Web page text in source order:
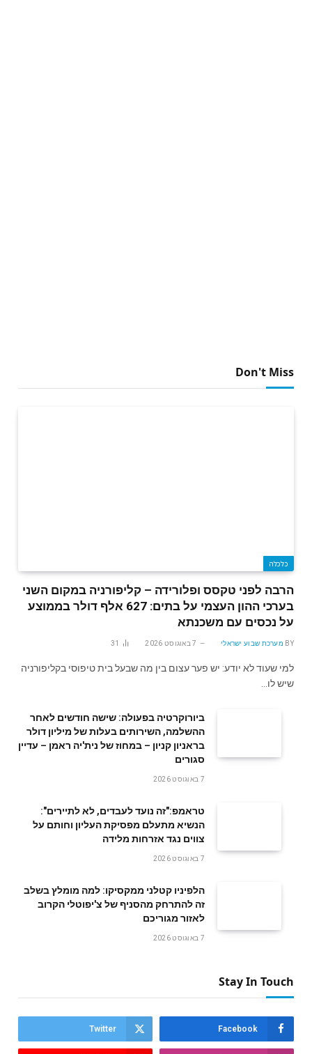
Don't Miss
כלכלה
הרבה לפני טקסס ופלורידה – קליפורניה במקום השני
בערכי ההון העצמי על בתים: 627 אלף דולר בממוצע
על נכסים עם משכנתא
BY מערכת שבוע ישראלי 7 באוגוסט 2026 31
למי שעוד לא יודע: יש פער עצום בין מה שבעל בית טיפוסי בקליפורניה
שיש לו…
ביורוקרטיה בפעולה: שישה חודשים לאחר
ההשלמה, השירותים בעלות של מיליון דולר
בראניון קניון – במחוז של נית'יה ראמן – עדיין
סגורים
7 באוגוסט 2026
טראמפ:"זה נועד לעבדים, לא לתיירים":
הנשיא מתעלם מפסיקת העליון וחותם על
צווים נגד אזרחות מלידה
7 באוגוסט 2026
הלפיניו קטלני ממקסיקו: למה מומלץ בשלב
זה להתרחק מהסניף של צ'יפוטלי הקרוב
לאזור מגוריכם
7 באוגוסט 2026
Stay In Touch
Facebook
Twitter